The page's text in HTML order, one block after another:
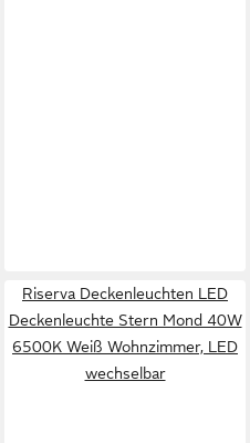
Riserva Deckenleuchten LED
Deckenleuchte Stern Mond 40W
6500K Weiß Wohnzimmer, LED
wechselbar